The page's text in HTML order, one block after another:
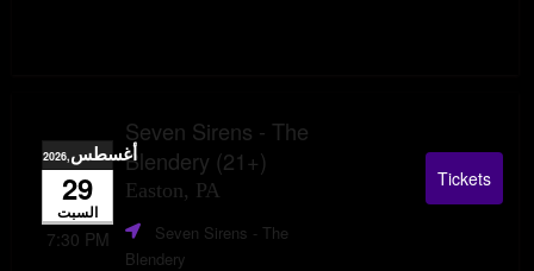
Seven Sirens - The
Blendery (21+)
Easton, PA
أغسطس,2026
29
السبت
7:30 PM
Seven Sirens - The
Blendery
Tickets